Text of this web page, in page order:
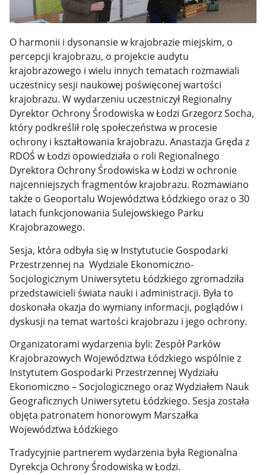
O harmonii i dysonansie w krajobrazie miejskim, o
percepcji krajobrazu, o projekcie audytu
krajobrazowego i wielu innych tematach rozmawiali
uczestnicy sesji naukowej poświęconej wartości
krajobrazu.W wydarzeniu uczestniczył Regionalny
Dyrektor Ochrony Środowiska w Łodzi Grzegorz Socha,
który podkreślił rolę społeczeństwa w procesie
ochrony i kształtowania krajobrazu.Anastazja Gręda z
RDOŚ w Łodzi opowiedziała o roli Regionalnego
Dyrektora Ochrony Środowiska w Łodzi w ochronie
najcenniejszych fragmentów krajobrazu. Rozmawiano
także o Geoportalu Województwa Łódzkiego oraz o 30
latach funkcjonowaniaSulejowskiego Parku
Krajobrazowego.
Sesja, która odbyła się wInstytutucie Gospodarki
Przestrzennej na Wydziale Ekonomiczno-
Socjologicznym Uniwersytetu Łódzkiego zgromadziła
przedstawicieli świata nauki i administracji. Była to
doskonała okazja dowymiany informacji, poglądów i
dyskusji na temat wartości krajobrazu i jego ochrony.
Organizatorami wydarzenia byli: Zespół Parków
Krajobrazowych Województwa Łódzkiego wspólnie z
Instytutem Gospodarki Przestrzennej Wydziału
Ekonomiczno – Socjologicznego oraz Wydziałem Nauk
Geograficznych Uniwersytetu Łódzkiego. Sesja została
objęta patronatem honorowym Marszałka
Województwa Łódzkiego
Tradycyjnie partnerem wydarzenia była Regionalna
Dyrekcja Ochrony Środowiska w Łodzi.